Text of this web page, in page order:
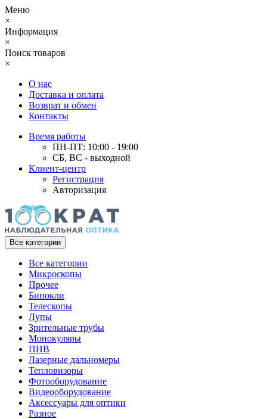
Меню
×
Информация
×
Поиск товаров
×
О нас
Доставка и оплата
Возврат и обмен
Контакты
Время работы
ПН-ПТ: 10:00 - 19:00
СБ, ВС - выходной
Клиент-центр
Регистрация
Авторизация
Все категории
Все категории
Микроскопы
Прочее
Бинокли
Телескопы
Лупы
Зрительные трубы
Монокуляры
ПНВ
Лазерные дальномеры
Тепловизоры
Фотооборудование
Видеооборудование
Аксессуары для оптики
Разное